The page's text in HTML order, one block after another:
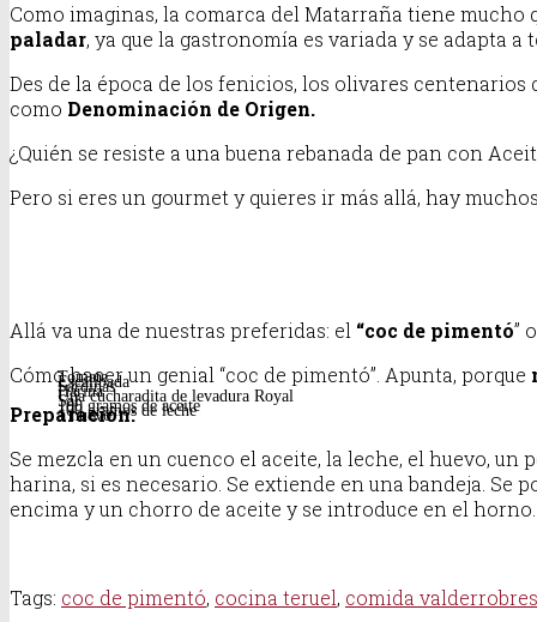
Como imaginas, la comarca del Matarraña tiene
paladar, ya que la gastronomía es variada y se adapta a
Des de la época de los fenicios, los olivares
como Denominación de Origen.
¿Quién se resiste a una buena rebanada de pan con
Pero si eres un gourmet y quieres ir más allá, hay
Allá va una de nuestras preferidas: el “coc de pimentó”
Cómo hacer un genial “coc de pimentó”. Apunta, porque
1 huevo
100 gramos de leche
100 gramos de aceite
Sal
Una cucharadita de levadura Royal
Harina
Sardinas
Escalibada
Tomate
Preparación:
Se mezcla en un cuenco el aceite, la leche, el huevo, un
harina, si es necesario. Se extiende en una bandeja.
encima y un chorro de aceite y se introduce en el
Tags: coc de pimentó, cocina teruel, comida valderrobres